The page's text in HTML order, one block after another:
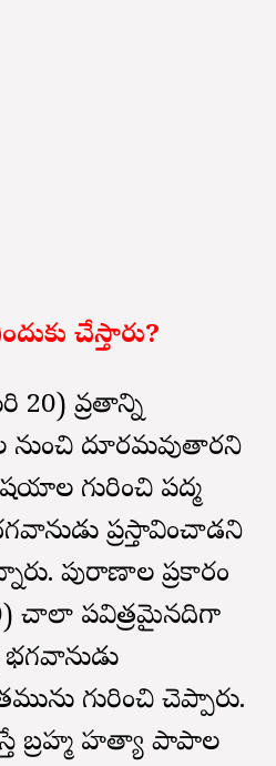
చేస్తారు?
20) వ్రతాన్ని
దూరమవుతారని
గురించి పద్మ
ప్రస్తావించాడని
పురాణాల ప్రకారం
చాలా పవిత్రమైనదిగా
భగవానుడు
గురించి చెప్పారు.
బ్రహ్మ హత్యా పాపాల